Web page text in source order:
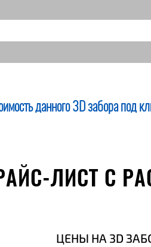
данного 3D забора под
ЛИСТ С
ЦЕНЫ НА 3D